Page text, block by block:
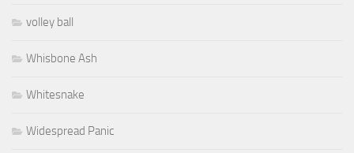
volley ball
Whisbone Ash
Whitesnake
Widespread Panic